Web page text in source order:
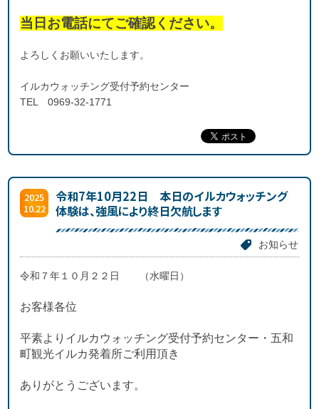
当日お電話にてご確認ください。
よろしくお願いいたします。
イルカウォッチング受付予約センター
TEL 0969-32-1771
2025
10.22
令和7年10月22日 本日のイルカウォッチング
体験は、強風により終日欠航します
お知らせ
令和７年１０月２２日 （水曜日）
お客様各位
平素よりイルカウォッチング受付予約センター・五和
町観光イルカ発着所ご利用頂き
ありがとうございます。